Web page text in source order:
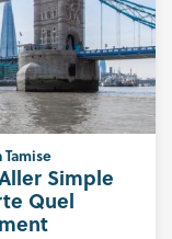
Simple
Quel